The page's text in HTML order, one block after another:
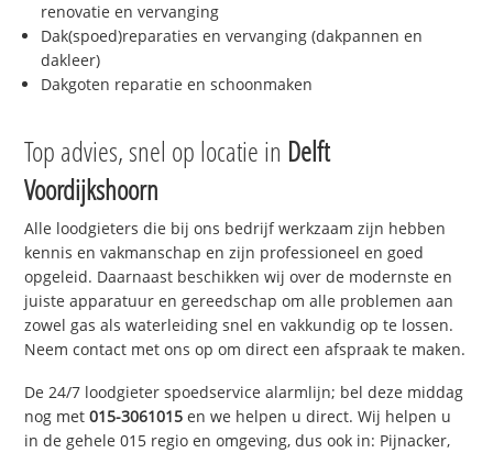
renovatie en vervanging
Dak(spoed)reparaties en vervanging (dakpannen en
dakleer)
Dakgoten reparatie en schoonmaken
Top advies, snel op locatie in Delft
Voordijkshoorn
Alle loodgieters die bij ons bedrijf werkzaam zijn hebben
kennis en vakmanschap en zijn professioneel en goed
opgeleid. Daarnaast beschikken wij over de modernste en
juiste apparatuur en gereedschap om alle problemen aan
zowel gas als waterleiding snel en vakkundig op te lossen.
Neem contact met ons op om direct een afspraak te maken.
De 24/7 loodgieter spoedservice alarmlijn; bel deze middag
nog met015-3061015 en we helpen u direct. Wij helpen u
in de gehele 015 regio en omgeving, dus ook in: Pijnacker,